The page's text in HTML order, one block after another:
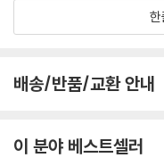
모두가 신성한 나라 인도, 백
사를 가른 사나이 예수…… 4
교와 불교와 자이나교 등에
가 아니라 문명사로서의 세
다양한 시각에서 역사적 안목
한
배송/반품/교환 안내
이 분야 베스트셀러